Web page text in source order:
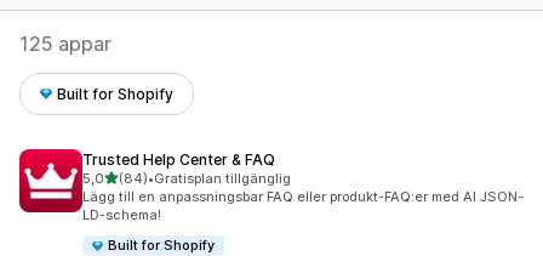
125 appar
Built for Shopify
Trusted Help Center & FAQ
5,0av 5 stjärnor
(84)
84 recensioner totalt
•Gratisplan tillgänglig
Lägg till en anpassningsbar FAQ eller produkt-FAQ:er med AI JSON-
LD-schema!
Built for Shopify